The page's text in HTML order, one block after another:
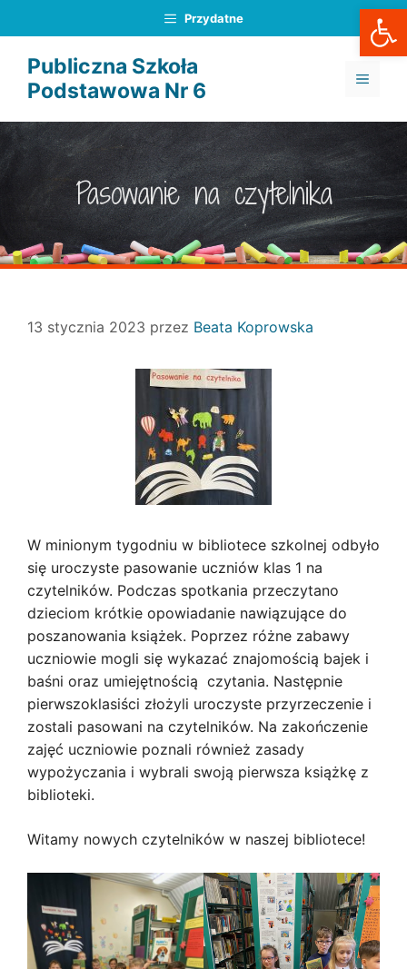
do
treści
Przydatne
Publiczna Szkoła
Podstawowa Nr 6
MENU
Pasowanie na czytelnika
13 stycznia 2023 przez Beata Koprowska
W minionym tygodniu w bibliotece szkolnej odbyło
się uroczyste pasowanie uczniów klas 1 na
czytelników. Podczas spotkania przeczytano
dzieciom krótkie opowiadanie nawiązujące do
poszanowania książek. Poprzez różne zabawy
uczniowie mogli się wykazać znajomością bajek i
baśni oraz umiejętnością czytania. Następnie
pierwszoklasiści złożyli uroczyste przyrzeczenie i
zostali pasowani na czytelników. Na zakończenie
zajęć uczniowie poznali również zasady
wypożyczania i wybrali swoją pierwsza książkę z
biblioteki.
Witamy nowych czytelników w naszej bibliotece!